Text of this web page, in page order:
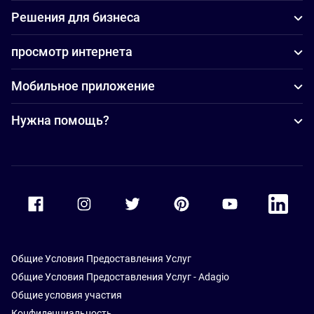
Решения для бизнеса
просмотр интернета
Мобильное приложение
Нужна помощь?
Accor Youtube
Accor
Общие Условия Предоставления Услуг
Общие Условия Предоставления Услуг - Adagio
Общие условия участия